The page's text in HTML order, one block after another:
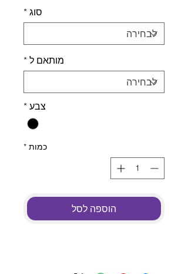
סוג *
מותאם ל *
צבע *
כמות *
הוספה לסל